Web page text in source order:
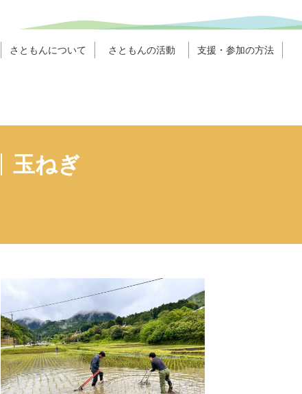
さともんについて さともんの活動 支援・参加の方法
玉ねぎ